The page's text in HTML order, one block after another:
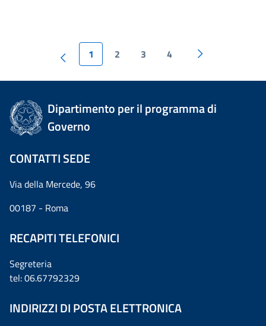
1 2 3 4
Dipartimento per il programma di
Governo
CONTATTI SEDE
Via della Mercede, 96
00187 - Roma
RECAPITI TELEFONICI
Segreteria
tel: 06.67792329
INDIRIZZI DI POSTA ELETTRONICA